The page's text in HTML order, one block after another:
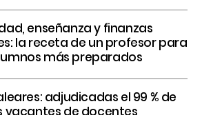
enseñanza y finanzas
la receta de un profesor para
más preparados
adjudicadas el 99 % de
vacantes de docentes